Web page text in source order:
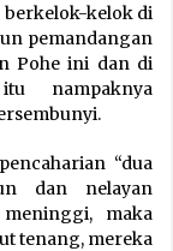
berkelok-kelok di
pemandangan
Pohe ini dan di
nampaknya
“dua
dan nelayan
maka
tenang, mereka